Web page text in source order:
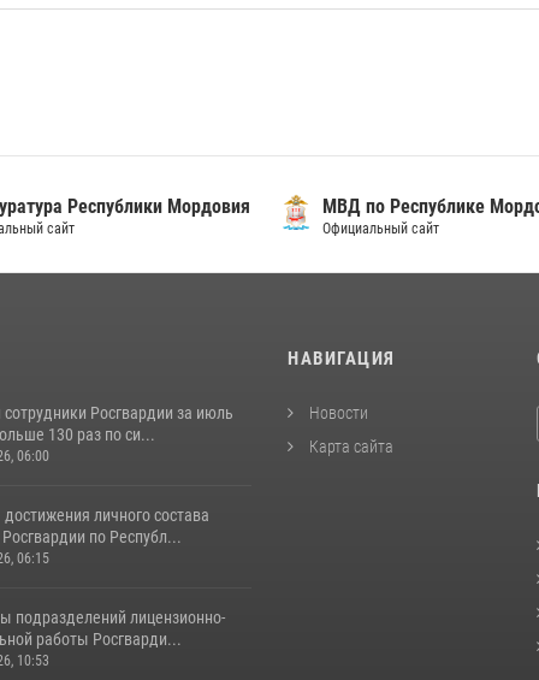
Республики Мордовия
сайт
МВД по Республике
Официальный сайт
Росгвардии за июль
130 раз по си...
06:00
личного состава
по Республ...
06:15
подразделений лицензионно-
работы Росгварди...
10:53
НАВИГАЦИЯ
Новости
Карта сайта